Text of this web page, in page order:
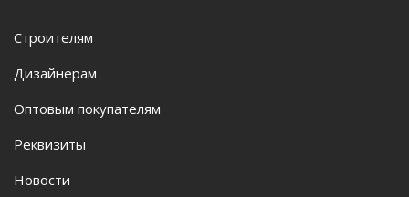
Строителям
Дизайнерам
Оптовым покупателям
Реквизиты
Новости